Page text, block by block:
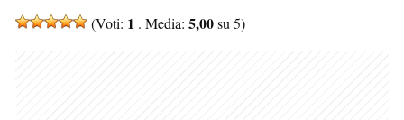
(Voti: 1 . Media: 5,00su 5)